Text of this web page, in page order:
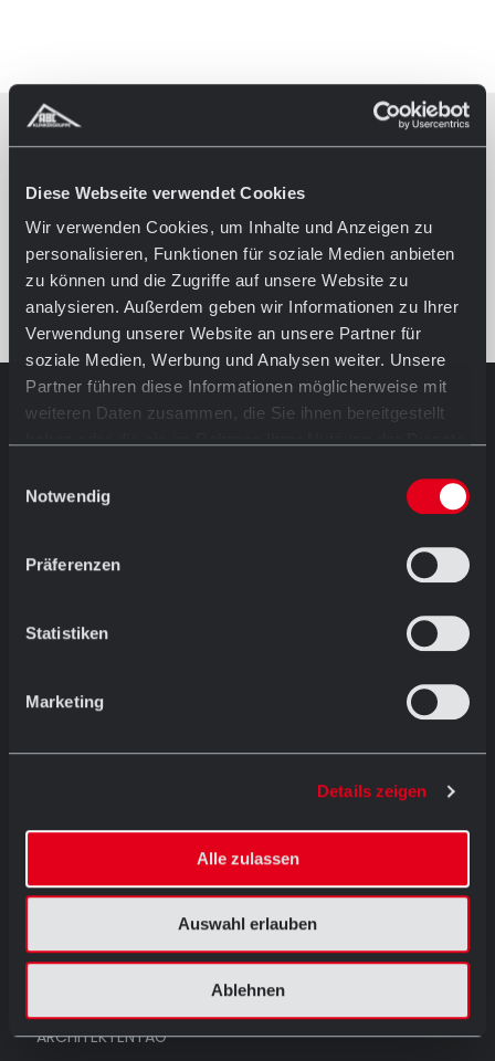
Diese Webseite verwendet Cookies
Wir verwenden Cookies, um Inhalte und Anzeigen zu
personalisieren, Funktionen für soziale Medien anbieten
zu können und die Zugriffe auf unsere Website zu
analysieren. Außerdem geben wir Informationen zu Ihrer
Verwendung unserer Website an unsere Partner für
soziale Medien, Werbung und Analysen weiter. Unsere
Partner führen diese Informationen möglicherweise mit
weiteren Daten zusammen, die Sie ihnen bereitgestellt
Notwendig
Präferenzen
Statistiken
Marketing
Details zeigen
Alle zulassen
Auswahl erlauben
Ablehnen
AUSSTELLUNG IN HÖRSTEL
und
Ostersamstags geschlossen
T: +49 (0) 54 59 / 93 43 11
REFERENZEN
AUSSTELLUNG
ARCHITEKTENTAG